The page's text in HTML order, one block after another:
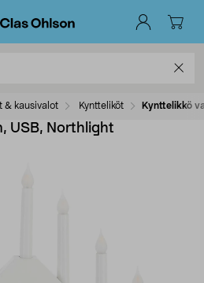
& kausivalot Kyntteliköt Kynttelikkö
USB, Northlight